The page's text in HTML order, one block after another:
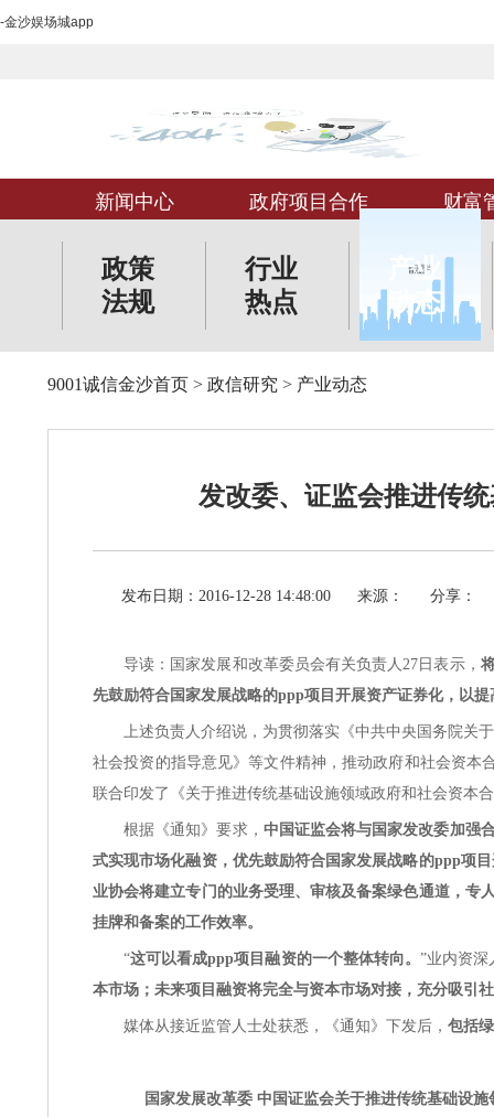
-金沙娱场城app
新闻中心 政府项目合作 财富
政策
法规
行业
热点
产业
动态
9001诚信金沙首页 > 政信研究 > 产业动态
发改委、证监会推进传
发布日期：2016-12-28 14:48:00 来源： 分享：
导读：国家发展和改革委员会有关负责人27日表示，
先鼓励符合国家发展战略的ppp项目开展资产证券化，以
上述负责人介绍说，为贯彻落实《中共中央国务院关
社会投资的指导意见》等文件精神，推动政府和社会资本
联合印发了《关于推进传统基础设施领域政府和社会资本
根据《通知》要求， 中国证监会将与国家发改委加强
式实现市场化融资，优先鼓励符合国家发展战略的ppp项
业协会将建立专门的业务受理、审核及备案绿色通道，专
挂牌和备案的工作效率。
“这可以看成ppp项目融资的一个整体转向。”业内资深
本市场；未来项目融资将完全与资本市场对接，充分吸引
媒体从接近监管人士处获悉，《通知》下发后， 包括
国家发展改革委 中国证监会关于推进传统基础设